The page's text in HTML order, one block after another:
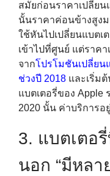
สมัยก่อนราคาเปลี่ยน
นั้นราคาค่อนข้างสูง
ใช้หันไปเปลี่ยนแบตเ
เข้าไปที่ศูนย์ แต่ราค
จากโปรโมชันเปลี่ยน
ช่วงปี 2018 และเริ่ม
แบตเตอรี่ของ Apple
2020 นั้น ค่าบริการอ
3. แบตเตอ
นอก “มีหลา